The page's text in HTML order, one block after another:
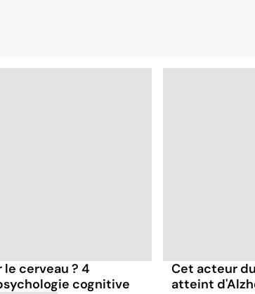
cerveau ? 4
cognitive
Cet acteur
atteint